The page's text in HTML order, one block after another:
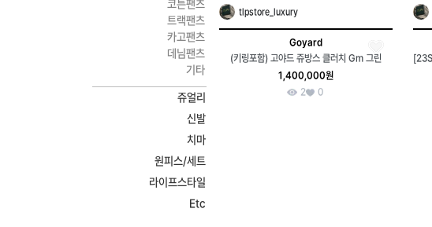
코튼팬츠
트랙팬츠
카고팬츠
데님팬츠
기타
쥬얼리
신발
치마
원피스/세트
라이프스타일
Etc
tlpstore_luxury
Goyard
(키링포함) 고야드 쥬방스 클러치 Gm 그린
1,400,000원
2
0